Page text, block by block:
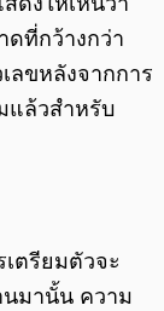
ดที่กว้างกว่า
ลขหลังจากการ
แล้วสำหรับ
ตรียมตัวจะ
นมานั้น ความ